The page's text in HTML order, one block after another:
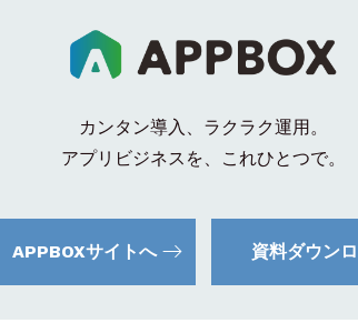
カンタン導入、ラクラク運用。
アプリビジネスを、これひとつで。
APPBOXサイトへ 資料ダウン